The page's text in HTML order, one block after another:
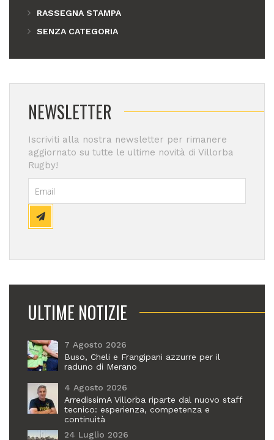
RASSEGNA STAMPA
SENZA CATEGORIA
NEWSLETTER
Iscriviti alla nostra newsletter per rimanere
aggiornato su tutte le ultime novità di Villorba
Rugby!
ULTIME NOTIZIE
7 Agosto 2026
Buso, Cheli e Frangipani azzurre per il
raduno di Merano
4 Agosto 2026
ArredissimA Villorba riparte dal nuovo staff
tecnico: esperienza, competenza e
continuità
24 Luglio 2026